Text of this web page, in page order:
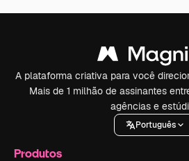
A plataforma criativa para você
Mais de 1 milhão de assinantes
agências e
Português
Produtos